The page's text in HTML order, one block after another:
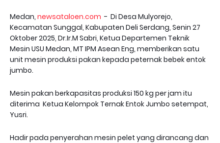
Medan, newsataloen.com - Di Desa Mulyorejo,
Kecamatan Sunggal, Kabupaten Deli Serdang, Senin 27
Oktober 2025, Dr.Ir.M Sabri, Ketua Departemen Teknik
Mesin USU Medan, MT IPM Asean Eng, memberikan satu
unit mesin produksi pakan kepada peternak bebek entok
jumbo.
Mesin pakan berkapasitas produksi 150 kg per jam itu
diterima Ketua Kelompok Ternak Entok Jumbo setempat,
Yusri.
Hadir pada penyerahan mesin pelet yang dirancang dan